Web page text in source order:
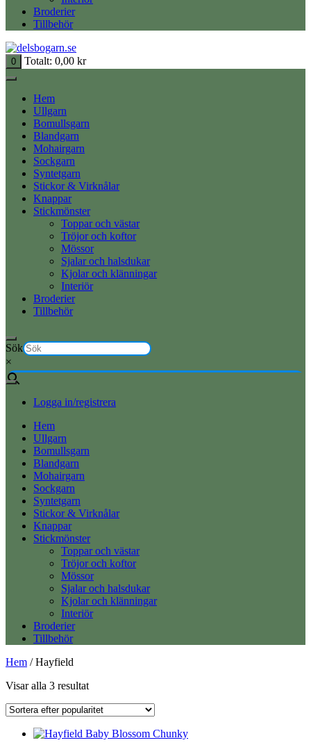
Broderier
Tillbehör
0 Totalt: 0,00 kr
Hem
Ullgarn
Bomullsgarn
Blandgarn
Mohairgarn
Sockgarn
Syntetgarn
Stickor & Virknålar
Knappar
Stickmönster
Toppar och västar
Tröjor och koftor
Mössor
Sjalar och halsdukar
Kjolar och klänningar
Interiör
Broderier
Tillbehör
Sök
×
Logga in/registrera
Hem
Ullgarn
Bomullsgarn
Blandgarn
Mohairgarn
Sockgarn
Syntetgarn
Stickor & Virknålar
Knappar
Stickmönster
Toppar och västar
Tröjor och koftor
Mössor
Sjalar och halsdukar
Kjolar och klänningar
Interiör
Broderier
Tillbehör
Hem / Hayfield
Visar alla 3 resultatSortera
popularitet